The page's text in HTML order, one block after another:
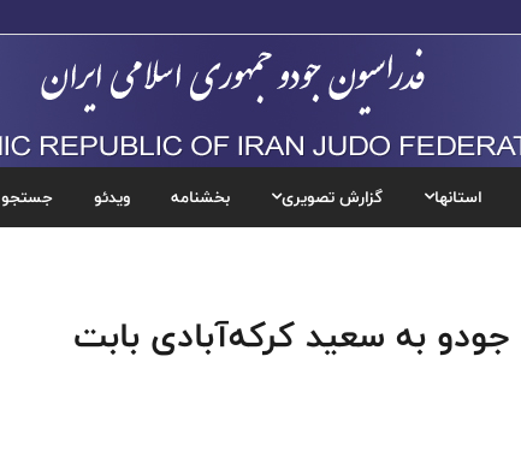
استانها گزارش تصویری بخشنامه ویدئو جستجو
به سعید کرکه‌آبادی بابت